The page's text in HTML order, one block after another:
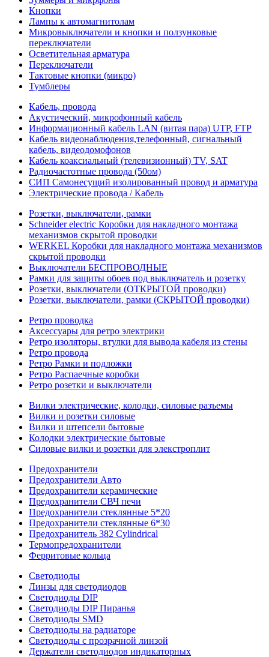
Кнопки
Лампы к автомагнитолам
Микровыключатели и кнопки и ползунковые
переключатели
Осветительная арматура
Переключатели
Тактовые кнопки (микро)
Тумблеры
Кабель, провода
Акустический, микрофонный кабель
Информационный кабель LAN (витая пара) UTP, FTP
Кабель видеонаблюдения,телефонный, сигнальный
кабель, видеодомофонов
Кабель коаксиальный (телевизионный) TV, SAT
Радиочастотные провода (50ом)
СИП Самонесущий изолированный провод и арматура
Электрические провода / Кабель
Розетки, выключатели, рамки
Schneider electric Коробки для накладного монтажа
механизмов скрытой проводки
WERKEL Коробки для накладного монтажа механизмов
скрытой проводки
Выключатели БЕСПРОВОДНЫЕ
Рамки для защиты обоев под выключатель и розетку
Розетки, выключатели (ОТКРЫТОЙ проводки)
Розетки, выключатели, рамки (СКРЫТОЙ проводки)
Ретро проводка
Аксессуары для ретро электрики
Ретро изоляторы, втулки для вывода кабеля из стены
Ретро провода
Ретро Рамки и подложки
Ретро Распаечные коробки
Ретро розетки и выключатели
Вилки электрические, колодки, силовые разъемы
Вилки и розетки силовые
Вилки и штепсели бытовые
Колодки электрические бытовые
Силовые вилки и розетки для элекстроплит
Предохранители
Предохранители Авто
Предохранители керамические
Предохранители СВЧ печи
Предохранители стеклянные 5*20
Предохранители стеклянные 6*30
Предохранитель 382 Cylindrical
Термопредохранители
Ферритовые кольца
Светодиоды
Линзы для светодиодов
Светодиоды DIP
Светодиоды DIP Пиранья
Светодиоды SMD
Светодиоды на радиаторе
Светодиоды с прозрачной линзой
Держатели светодиодов индикаторных